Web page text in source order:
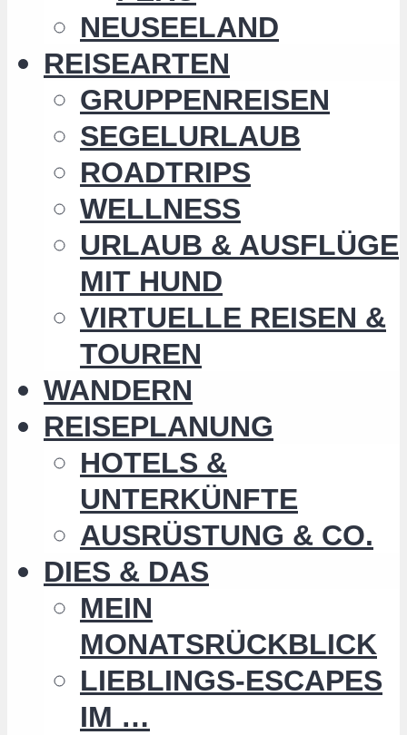
NEUSEELAND
REISEARTEN
GRUPPENREISEN
SEGELURLAUB
ROADTRIPS
WELLNESS
URLAUB & AUSFLÜGE
MIT HUND
VIRTUELLE REISEN &
TOUREN
WANDERN
REISEPLANUNG
HOTELS &
UNTERKÜNFTE
AUSRÜSTUNG & CO.
DIES & DAS
MEIN
MONATSRÜCKBLICK
LIEBLINGS-ESCAPES
IM …